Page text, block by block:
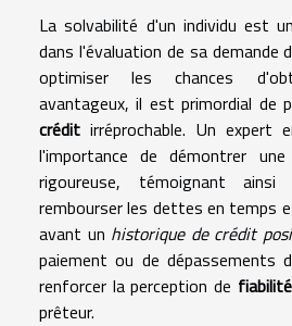
La solvabilité d'un individu est
dans l'évaluation de sa demande
optimiser les chances
avantageux, il est primordial de
crédit irréprochable. Un expert
l'importance de démontrer une
rigoureuse, témoignant
rembourser les dettes en temps
avant un historique de crédit
paiement ou de dépassements
renforcer la perception de
prêteur.